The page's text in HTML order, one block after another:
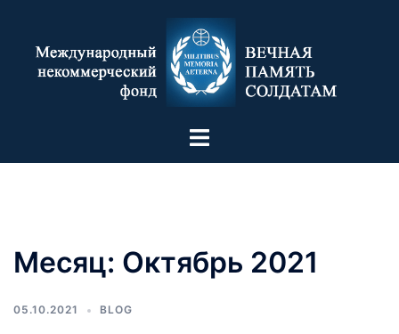
Месяц: Октябрь 2021
05.10.2021 BLOG